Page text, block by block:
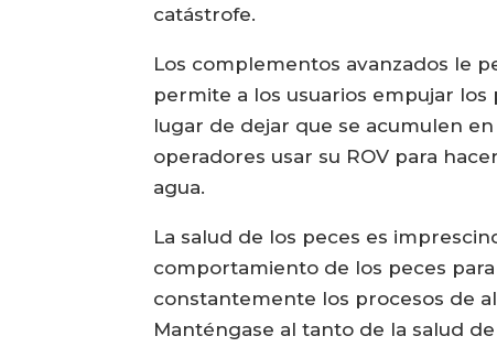
catástrofe.
Los complementos avanzados le
permite a los usuarios empujar
lugar de dejar que se acumulen
operadores usar su ROV para
agua.
La salud de los peces es
comportamiento de los peces
constantemente los procesos de
Manténgase al tanto de la salud